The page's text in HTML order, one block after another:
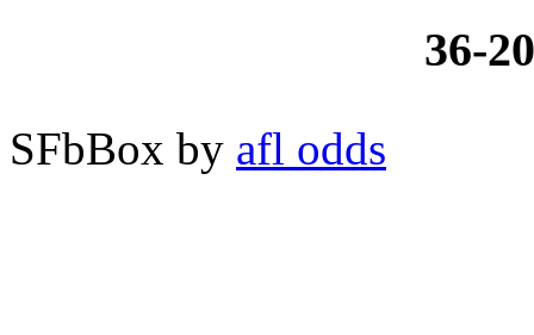
36-
SFbBox by afl odds